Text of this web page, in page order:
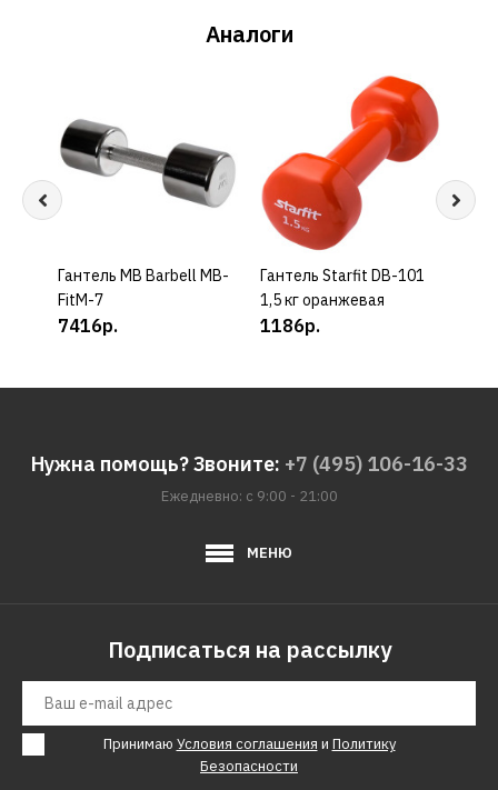
Аналоги
КУПИТЬ
Гантель MB Barbell MB-
FitM-7
7416р.
КУПИТЬ
Гантель Starfit DB-101
1,5 кг оранжевая
1186р.
Нужна помощь? Звоните: +7 (495) 106-16-33
Ежедневно: с 9:00 - 21:00
МЕНЮ
Подписаться на рассылку
Принимаю Условия соглашения и Политику
Безопасности